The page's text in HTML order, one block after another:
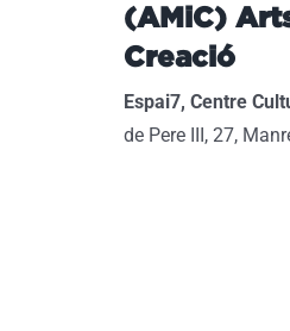
(AMiC)
Creació
Espai7, Centre
de Pere III, 27,